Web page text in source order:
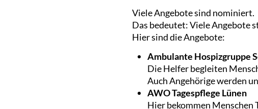
Viele Angebote sind nominiert.
Das bedeutet: Viele Angebote
Hier sind die Angebote:
Ambulante Hospizgruppe
Die Helfer begleiten
Auch Angehörige werden
AWO Tagespflege Lünen
Hier bekommen Menschen